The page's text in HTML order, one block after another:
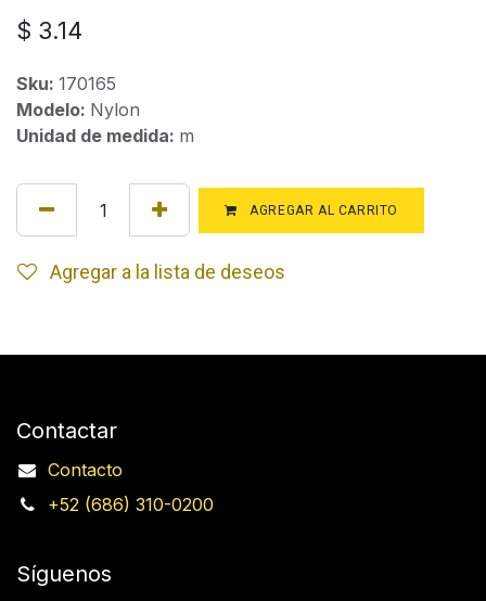
$ 3.14
Sku: 170165
Modelo: Nylon
Unidad de medida: m
AGREGAR AL CARRITO
Agregar a la lista de deseos
Contactar
Contacto
+52 (686) 310-0200
Síguenos